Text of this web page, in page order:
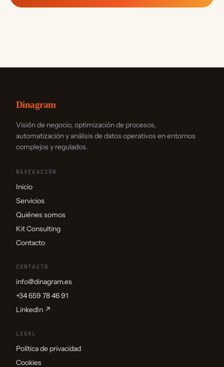
Dinagram
Visión de negocio, optimización de procesos,
automatización y análisis de datos operativos en entornos
complejos y regulados.
NAVEGACIÓN
Inicio
Servicios
Quiénes somos
Kit Consulting
Contacto
CONTACTO
info@dinagram.es
+34 659 78 46 91
LinkedIn ↗
LEGAL
Política de privacidad
Cookies